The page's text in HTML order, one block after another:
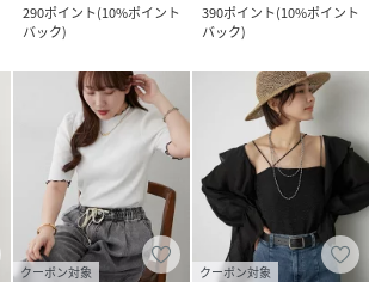
290ポイント(10%ポイント
バック)
390ポイント(10%ポイント
バック)
クーポン対象 クーポン対象